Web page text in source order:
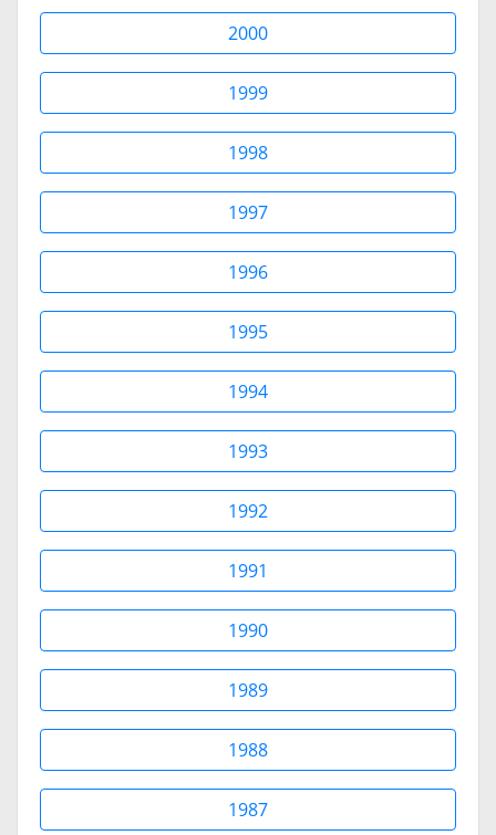
2000
1999
1998
1997
1996
1995
1994
1993
1992
1991
1990
1989
1988
1987